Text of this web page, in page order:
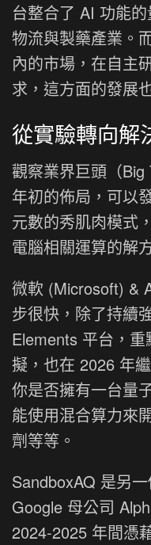
台整合了 AI 功能
物流與製藥產業。
內的市場，在自主
求，這方面的發展
從實驗轉向解
觀察業界巨頭（
年初的佈局，可以
元數的秀肌肉模式
電腦相關運算的解
微軟 (Microsoft) &
步很快，除了持續
Elements 平台，
擬，也在 2026 年
你是否擁有一台量
能使用混合算力來
劑等等。
SandboxAQ 是另
Google 母公司
2024-2025 年間憑